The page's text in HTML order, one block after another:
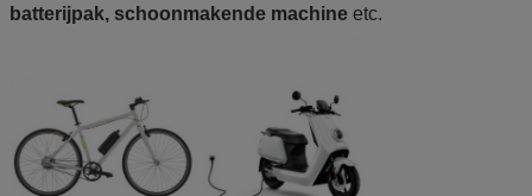
batterijpak, schoonmakende machine etc.